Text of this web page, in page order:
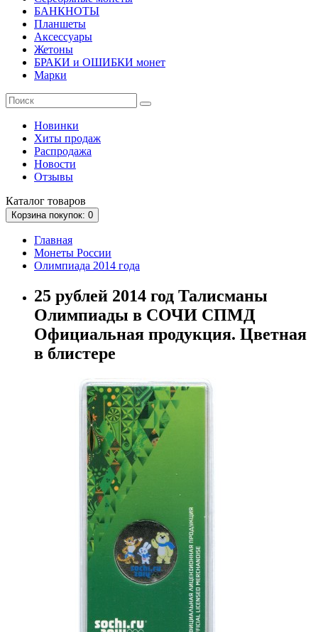
БАНКНОТЫ
Планшеты
Аксессуары
Жетоны
БРАКИ и ОШИБКИ монет
Марки
Новинки
Хиты продаж
Распродажа
Новости
Отзывы
Каталог товаров
Корзинапокупок: 0
Главная
Монеты России
Олимпиада 2014 года
25 рублей 2014 год Талисманы
Олимпиады в СОЧИ СПМД
Официальная продукция. Цветная
в блистере